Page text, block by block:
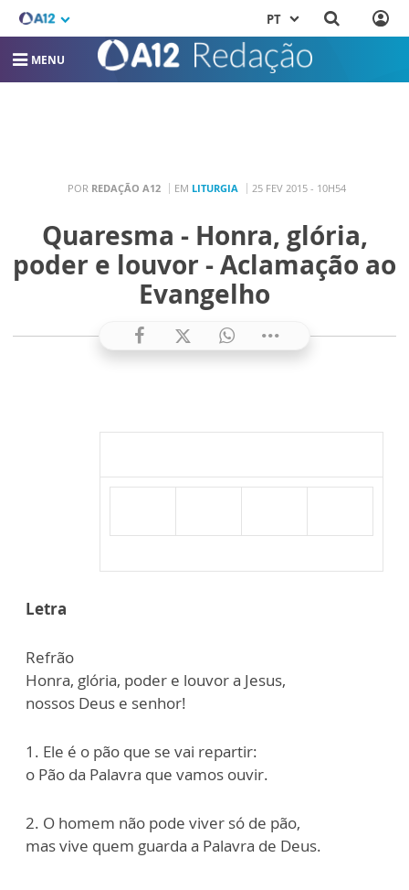
PT
MENU
POR REDAÇÃO A12 EM LITURGIA 25 FEV 2015 - 10H54
Quaresma - Honra, glória,
poder e louvor - Aclamação ao
Evangelho
Letra
Refrão
Honra, glória, poder e louvor a Jesus,
nossos Deus e senhor!
1. Ele é o pão que se vai repartir:
o Pão da Palavra que vamos ouvir.
2. O homem não pode viver só de pão,
mas vive quem guarda a Palavra de Deus.